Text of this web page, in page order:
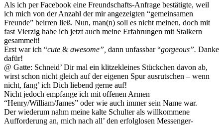
Als ich per Facebook eine Freundschafts-Anfrage bestätigte, weil
ich mich von der Anzahl der mir angezeigten “gemeinsamen
Freunde” beirren ließ. Nun, man(n) soll es nicht meinen, doch mit
fast Vierzig habe ich jetzt auch meine Erfahrungen mit Stalkern
gesammelt!
Erst war ich “cute & awesome”, dann unfassbar “gorgeous”. Danke
dafür!
@ Gatte: Schneid’ Dir mal ein klitzekleines Stückchen davon ab,
wirst schon nicht gleich auf der eigenen Spur ausrutschen – wenn
nicht, fang’ ich Dich liebend gerne auf!
Nicht jedoch empfange ich mit offenen Armen
“Henry/William/James” oder wie auch immer sein Name war.
Der wiederum nahm meine kalte Schulter als willkommene
Aufforderung an, mich nach all’ den erfolglosen Messenger-